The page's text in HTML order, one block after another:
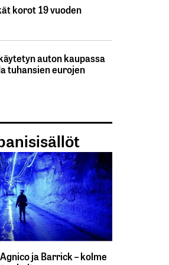
korot 19 vuoden
auton kaupassa
tuhansien eurojen
ja Barrick – kolme